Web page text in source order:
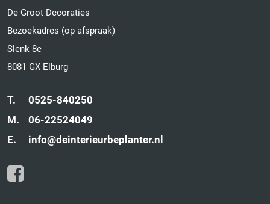
De Groot Decoraties
Bezoekadres (op afspraak)
Slenk 8e
8081 GX Elburg
T.
0525-840250
M.
06-22524049
E.
info@deinterieurbeplanter.nl